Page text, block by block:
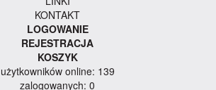
KONTAKT
LOGOWANIE
REJESTRACJA
KOSZYK
użytkowników online: 139
zalogowanych: 0